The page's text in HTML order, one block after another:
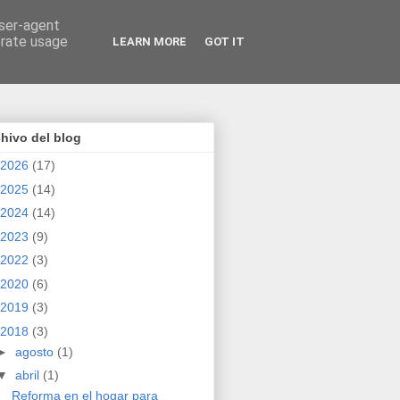
del blog
2026 (17)
2025 (14)
2024 (14)
2023 (9)
2022 (3)
2020 (6)
2019 (3)
2018 (3)
agosto (1)
abril (1)
Reforma en el hogar para
agent
usage
LEARN MORE GOT IT